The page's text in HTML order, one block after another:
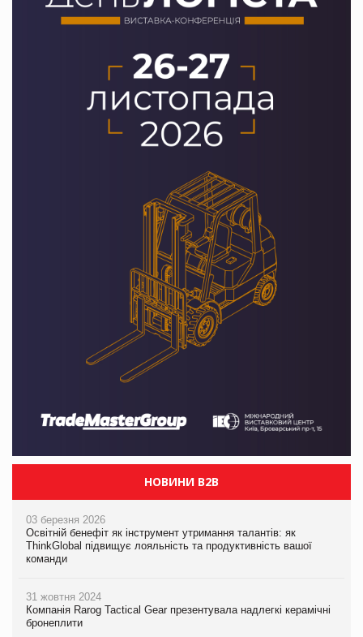
НОВИНИ B2B
03 березня 2026
Освітній бенефіт як інструмент утримання талантів: як
ThinkGlobal підвищує лояльність та продуктивність вашої
команди
31 жовтня 2024
Компанія Rarog Tactical Gear презентувала надлегкі керамічні
бронеплити